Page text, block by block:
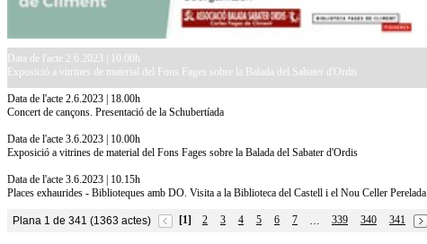
Data de l'acte 2.6.2023 | 10.00h
Exposició a vitrines de material del Fons Fages sobre la Balada del Sabater d'Ordis
Data de l'acte 2.6.2023 | 18.00h
Concert de cançons. Presentació de la Schubertíada
Data de l'acte 3.6.2023 | 10.00h
Exposició a vitrines de material del Fons Fages sobre la Balada del Sabater d'Ordis
Data de l'acte 3.6.2023 | 10.15h
Places exhaurides - Biblioteques amb DO. Visita a la Biblioteca del Castell i el Nou Celler Perelada
Plana 1 de 341 (1363 actes) [1] 2 3 4 5 6 7 … 339 340
341